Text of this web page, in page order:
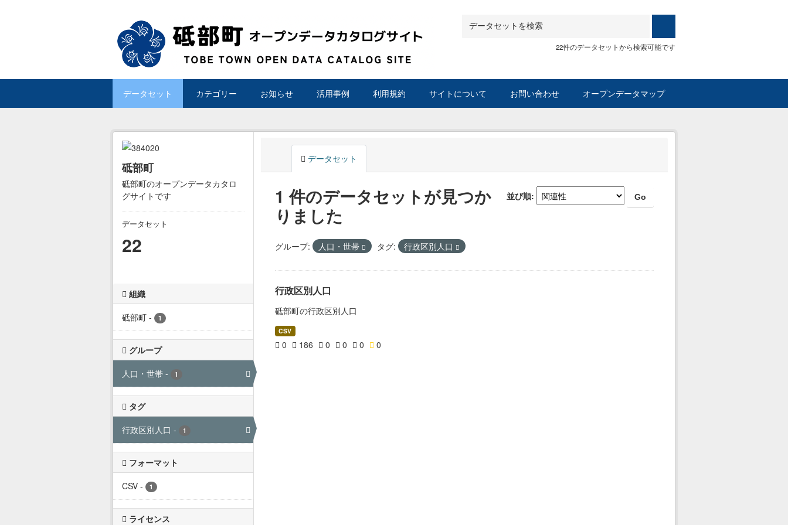
22件のデータセットから検索可能です
データセット カテゴリー お知らせ 活用事例 利用規約 サイトについて お問い合わせ オープンデータマップ
砥部町
砥部町のオープンデータカタロ
グサイトです
データセット
22
組織
砥部町 - 1
グループ
人口・世帯 - 1
タグ
行政区別人口 - 1
フォーマット
CSV - 1
ライセンス
データセット
並び順 Go
1 件のデータセットが見つか
りました
グループ: 人口・世帯 タグ: 行政区別人口
行政区別人口
砥部町の行政区別人口
CSV
0 186 0 0 0 0